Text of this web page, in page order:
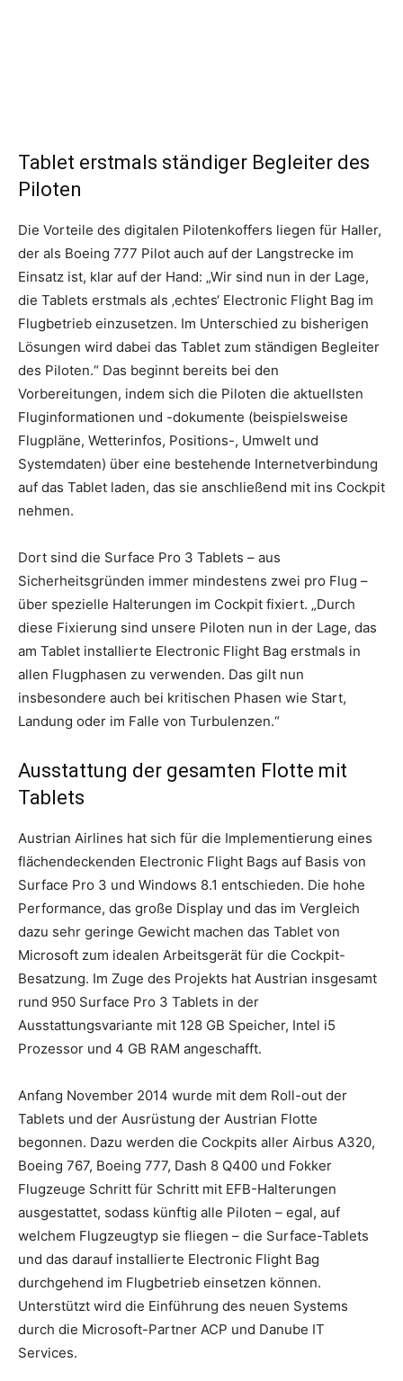
Tablet erstmals ständiger Begleiter des
Piloten
Die Vorteile des digitalen Pilotenkoffers liegen für Haller,
der als Boeing 777 Pilot auch auf der Langstrecke im
Einsatz ist, klar auf der Hand: „Wir sind nun in der Lage,
die Tablets erstmals als ‚echtes‘ Electronic Flight Bag im
Flugbetrieb einzusetzen. Im Unterschied zu bisherigen
Lösungen wird dabei das Tablet zum ständigen Begleiter
des Piloten.“ Das beginnt bereits bei den
Vorbereitungen, indem sich die Piloten die aktuellsten
Fluginformationen und -dokumente (beispielsweise
Flugpläne, Wetterinfos, Positions-, Umwelt und
Systemdaten) über eine bestehende Internetverbindung
auf das Tablet laden, das sie anschließend mit ins Cockpit
nehmen.
Dort sind die Surface Pro 3 Tablets – aus
Sicherheitsgründen immer mindestens zwei pro Flug –
über spezielle Halterungen im Cockpit fixiert. „Durch
diese Fixierung sind unsere Piloten nun in der Lage, das
am Tablet installierte Electronic Flight Bag erstmals in
allen Flugphasen zu verwenden. Das gilt nun
insbesondere auch bei kritischen Phasen wie Start,
Landung oder im Falle von Turbulenzen.“
Ausstattung der gesamten Flotte mit
Tablets
Austrian Airlines hat sich für die Implementierung eines
flächendeckenden Electronic Flight Bags auf Basis von
Surface Pro 3 und Windows 8.1 entschieden. Die hohe
Performance, das große Display und das im Vergleich
dazu sehr geringe Gewicht machen das Tablet von
Microsoft zum idealen Arbeitsgerät für die Cockpit-
Besatzung. Im Zuge des Projekts hat Austrian insgesamt
rund 950 Surface Pro 3 Tablets in der
Ausstattungsvariante mit 128 GB Speicher, Intel i5
Prozessor und 4 GB RAM angeschafft.
Anfang November 2014 wurde mit dem Roll-out der
Tablets und der Ausrüstung der Austrian Flotte
begonnen. Dazu werden die Cockpits aller Airbus A320,
Boeing 767, Boeing 777, Dash 8 Q400 und Fokker
Flugzeuge Schritt für Schritt mit EFB-Halterungen
ausgestattet, sodass künftig alle Piloten – egal, auf
welchem Flugzeugtyp sie fliegen – die Surface-Tablets
und das darauf installierte Electronic Flight Bag
durchgehend im Flugbetrieb einsetzen können.
Unterstützt wird die Einführung des neuen Systems
durch die Microsoft-Partner ACP und Danube IT
Services.